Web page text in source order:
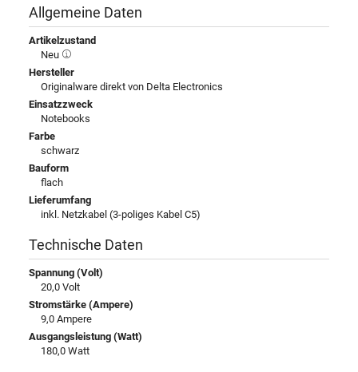
Allgemeine Daten
Artikelzustand
Neu
Hersteller
Originalware direkt von Delta Electronics
Einsatzzweck
Notebooks
Farbe
schwarz
Bauform
flach
Lieferumfang
inkl. Netzkabel (3-poliges Kabel C5)
Technische Daten
Spannung (Volt)
20,0 Volt
Stromstärke (Ampere)
9,0 Ampere
Ausgangsleistung (Watt)
180,0 Watt